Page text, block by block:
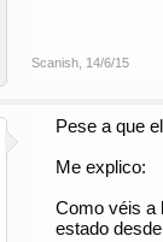
Scanish 14/6/15
Pese a que
Me explico:
Como véis a
estado